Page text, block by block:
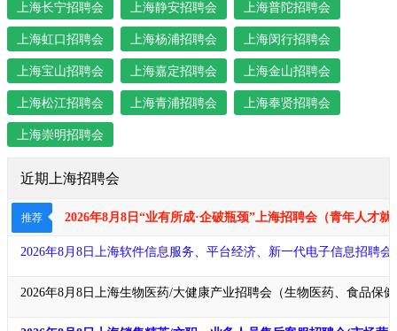
上海长宁招聘会 上海静安招聘会 上海普陀招聘会
上海虹口招聘会 上海杨浦招聘会 上海闵行招聘会
上海宝山招聘会 上海嘉定招聘会 上海金山招聘会
上海松江招聘会 上海青浦招聘会 上海奉贤招聘会
上海崇明招聘会
近期上海招聘会
推荐 2026年8月8日“业有所成·企破瓶颈​​​”上海招聘会（青年人才
2026年8月8日上海软件信息服务、平台经济、新一代电子信息招聘
2026年8月8日上海生物医药/大健康产业招聘会（生物医药、食品保